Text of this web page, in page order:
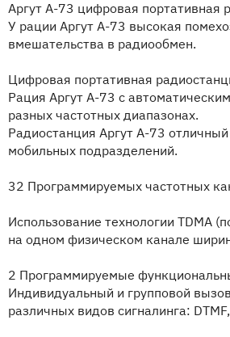
Аргут А-73 цифровая портативная
У рации Аргут А-73 высокая
вмешательства в радиообмен.
Цифровая портативная
Рация Аргут А-73 с
разных частотных диапазонах.
Радиостанция Аргут А-73
мобильных подразделений.
32 Программируемых частотных
Использование технологии TDMA
на одном физическом канале
2 Программируемые
Индивидуальный и групповой
различных видов сигналинга: DTMF,